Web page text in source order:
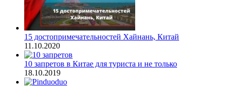
15 достопримечательностей Хайнань, Китай
11.10.2020
10 запретов в Китае для туриста и не только
18.10.2019